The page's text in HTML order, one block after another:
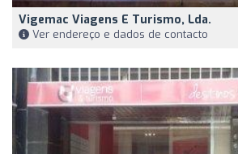
Vigemac Viagens E Turismo, Lda.
Ver endereço e dados de contacto